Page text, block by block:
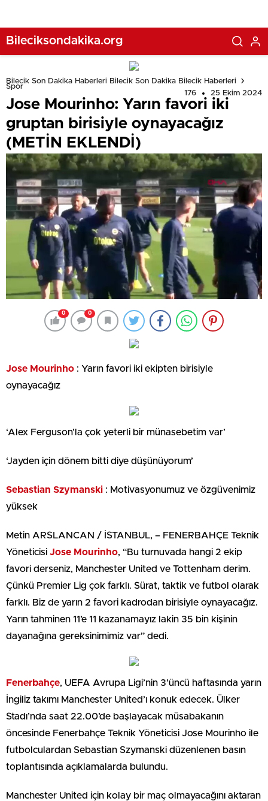
Bileciksondakika.org
Bilecik Son Dakika Haberleri Bilecik Son Dakika Bilecik Haberleri
Spor
176
25 Ekim 2024
Jose Mourinho: Yarın favori iki
gruptan birisiyle oynayacağız
(METİN EKLENDİ)
0 0
Jose Mourinho : Yarın favori iki ekipten birisiyle
oynayacağız
‘Alex Ferguson’la çok yeterli bir münasebetim var’
‘Jayden için dönem bitti diye düşünüyorum’
Sebastian Szymanski : Motivasyonumuz ve özgüvenimiz
yüksek
Metin ARSLANCAN / İSTANBUL, – FENERBAHÇE Teknik
Yöneticisi Jose Mourinho, “Bu turnuvada hangi 2 ekip
favori derseniz, Manchester United ve Tottenham derim.
Çünkü Premier Lig çok farklı. Sürat, taktik ve futbol olarak
farklı. Biz de yarın 2 favori kadrodan birisiyle oynayacağız.
Yarın tahminen 11’e 11 kazanamayız lakin 35 bin kişinin
dayanağına gereksinimimiz var” dedi.
Fenerbahçe, UEFA Avrupa Ligi’nin 3’üncü haftasında yarın
İngiliz takımı Manchester United’ı konuk edecek. Ülker
Stadı’nda saat 22.00’de başlayacak müsabakanın
öncesinde Fenerbahçe Teknik Yöneticisi Jose Mourinho ile
futbolculardan Sebastian Szymanski düzenlenen basın
toplantısında açıklamalarda bulundu.
Manchester United için kolay bir maç olmayacağını aktaran